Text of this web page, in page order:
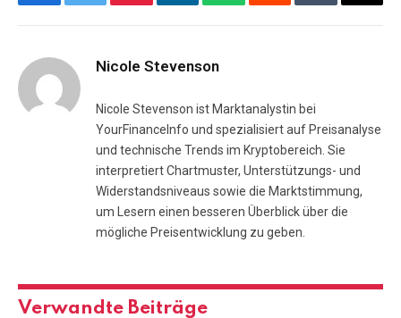
FacebookTwitterPinterestLinkedInWhatsAppRedditTumblrE-
Nicole Stevenson
Nicole Stevenson ist Marktanalystin bei
YourFinanceInfo und spezialisiert auf Preisanalyse
und technische Trends im Kryptobereich. Sie
interpretiert Chartmuster, Unterstützungs- und
Widerstandsniveaus sowie die Marktstimmung,
um Lesern einen besseren Überblick über die
mögliche Preisentwicklung zu geben.
Verwandte Beiträge